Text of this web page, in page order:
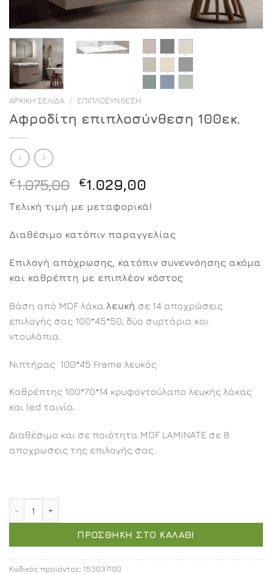
ΑΡΧΙΚΉ ΣΕΛΊΔΑ / ΕΠΙΠΛΟΣΎΝΘΕΣΗ
Αφροδίτη επιπλοσύνθεση 100εκ.
€1.075,00 Original
was:
€1.075,00.
€1.029,00
τιμή
είναι:
€1.029,00.
Τελική τιμή με μεταφορικά!
Διαθέσιμο κατόπιν παραγγελίας
Επιλογή απόχρωσης, κατόπιν συνεννόησης ακόμα
και καθρέπτη με επιπλέον κόστος
Βάση από MDF λάκα λευκή σε 14 αποχρώσεις
επιλογής σας 100*45*50, δύο συρτάρια και
ντουλάπια.
Νιπτήρας 100*45 Frame λευκός
Καθρέπτης 100*70*14 κρυφοντούλαπο λευκής λάκας
και led ταινία.
Διαθέσιμο και σε ποιότητα MDF LAMINATE σε 8
αποχρωσεις της επιλογής σας.
ΠΡΟΣΘΉΚΗ ΣΤΟ ΚΑΛΆΘΙ
Κωδικός προϊόντος: 153037100